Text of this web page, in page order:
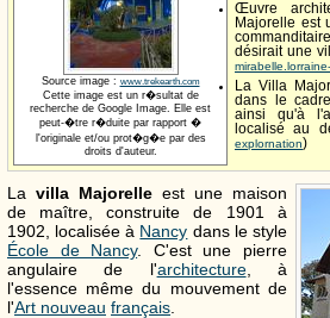
Source image : www.trekearth.com
Cette image est un r�sultat de
recherche de Google Image. Elle est
peut-�tre r�duite par rapport �
l'originale et/ou prot�g�e par des
droits d'auteur.
Œuvre
Majorelle est
désirait une
La Villa
dans le
ainsi qu'à
localisé au
explornation)
La villa Majorelleest une maison
de maître, construite de 1901 à
1902, localisée à Nancy dans le style
École de Nancy. C'est une pierre
angulaire de l'architecture, à
l'essence même du mouvement de
l'Art nouveau français